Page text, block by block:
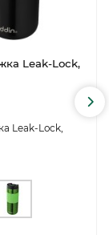
Leak-Lock,
Leak-Lock,